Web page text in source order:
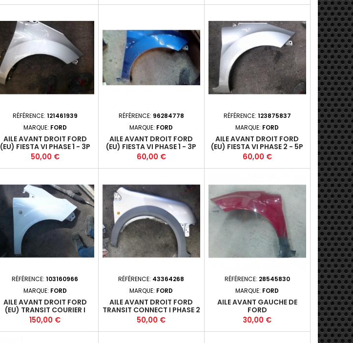
RÉFÉRENCE: 121461939
MARQUE: FORD
AILE AVANT DROIT FORD
(EU) FIESTA VI PHASE 1 - 3P
2008-10-2012-11 +
Prix
50,00 €
RÉFÉRENCE: 96284778
MARQUE: FORD
AILE AVANT DROIT FORD
(EU) FIESTA VI PHASE 1 - 3P
2008-10-2012-11 +
Prix
60,00 €
RÉFÉRENCE: 123875837
MARQUE: FORD
AILE AVANT DROIT FORD
(EU) FIESTA VI PHASE 2 - 5P
2012-11+
Prix
60,00 €
RÉFÉRENCE:103160966
MARQUE: FORD
AILE AVANT DROIT FORD
(EU) TRANSIT COURIER I
PHASE 1 - 4P 2014-02-2018-
12 +
Prix
150,00 €
RÉFÉRENCE: 43364268
MARQUE: FORD
AILE AVANT DROIT FORD
TRANSIT CONNECT I PHASE 2
- 5P 2009-04-2013-12 *
Prix
50,00 €
RÉFÉRENCE: 28545830
MARQUE: FORD
AILE AVANT GAUCHE DE
FORD
Prix
30,00 €